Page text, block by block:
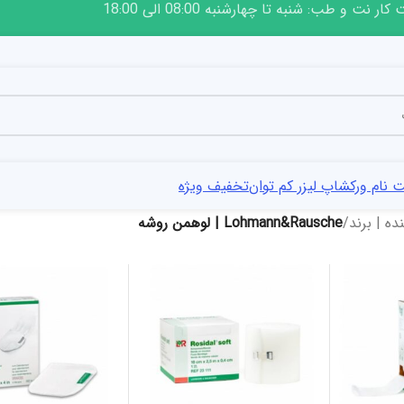
نت و طب: شنبه تا چهارشنبه 08:00 الی 18:00
نام ورکشاپ لیزر کم توانتخفیف ویژه
| برند/Lohmann&Rausche | لوهمن روشه